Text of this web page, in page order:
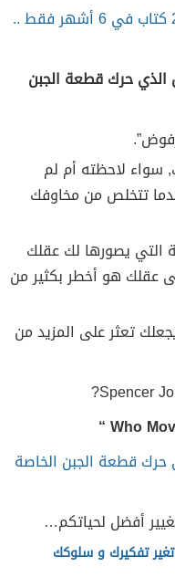
مسابقة قراءة ال 20 كتاب في 6 أشهر فقط ..
الذي حرك قطعة الجبن
سواء لاحظته أم لم
تتخلص من مخاوفك
التي يصورها لك عقلك
عقلك هو أخطر بكثير من
تعثر على المزيد من
Who
“
حرك قطعة الجبن الخاصة
أفضل لحياتكم…
و تغير تفكيرك و سلوكك